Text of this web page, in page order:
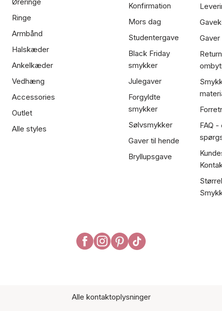
Ringe
Armbånd
Halskæder
Ankelkæder
Vedhæng
Accessories
Outlet
Alle styles
Konfirmation
Mors dag
Studentergave
Black Friday
smykker
Julegaver
Forgyldte
smykker
Sølvsmykker
Gaver til hende
Bryllupsgave
FAQ
Alle kontaktoplysninger